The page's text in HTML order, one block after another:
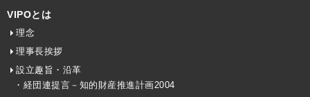
VIPOとは
理念
理事長挨拶
設立趣旨・沿革
・経団連提言－知的財産推進計画2004